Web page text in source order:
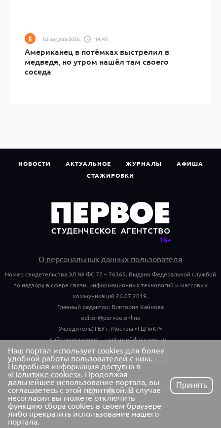
02 августа 2026 14:45
Американец в потёмках выстрелил в
медведя, но утром нашёл там своего
соседа
НОВОСТИ АКТУАЛЬНОЕ ЖУРНАЛЫ
АФИША
СТАЖИРОВКИ
О персональных данных пользователя
Номер свидетельства ЭЛ № ФС 77 – 76365. Выдано Федеральной службой
по надзору в сфере связи, информационных технологий и массовых
коммуникаций 26.07.2019.
Главный редактор: Виктория Кайнова
editor@pervoe.online
Учредитель: ГБУ г. Москвы «ГЦПиКР»
Сайт учредителя:
centrprof.dtoiv.mos.ru
Обращения граждан учредителю:
centrprof.dtoiv.mos.ru/public_reception/
Наш портал использует cookies для более
удобной работы пользователей с ним.
Подробная информация доступна в
«Политике cookies». Продолжая
дальнейшее использование портала, вы
соглашаетесь с этой политикой. В случае
несогласия вы можете отключить
функцию сбора cookies в своем браузере
либо прекратить использование нашего
портала.
Принять